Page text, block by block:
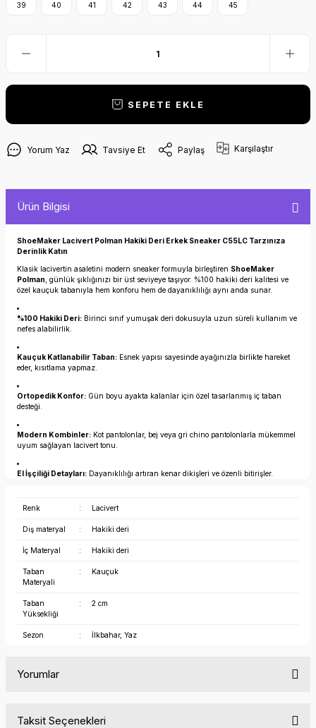
39 40 41 42 43 44 45
SEPETE EKLE
Yorum Yaz Tavsiye Et Paylaş Karşılaştır
Ürün Bilgisi
ShoeMaker Lacivert Polman Hakiki Deri Erkek Sneaker C55LC Tarzınıza
Derinlik Katın
Klasik lacivertin asaletini modern sneaker formuyla birleştiren ShoeMaker
Polman , günlük şıklığınızı bir üst seviyeye taşıyor. %100 hakiki deri kalitesi ve
özel kauçuk tabanıyla hem konforu hem de dayanıklılığı aynı anda sunar.
%100 Hakiki Deri: Birinci sınıf yumuşak deri dokusuyla uzun süreli kullanım ve
nefes alabilirlik.
Kauçuk Katlanabilir Taban: Esnek yapısı sayesinde ayağınızla birlikte hareket
eder, kısıtlama yapmaz.
Ortopedik Konfor: Gün boyu ayakta kalanlar için özel tasarlanmış iç taban
desteği.
Modern Kombinler: Kot pantolonlar, bej veya gri chino pantolonlarla mükemmel
uyum sağlayan lacivert tonu.
El İşçiliği Detayları: Dayanıklılığı artıran kenar dikişleri ve özenli bitirişler.
Renk : Lacivert
Dış materyal : Hakiki deri
İç Materyal : Hakiki deri
Taban
Materyali
: Kauçuk
Taban
Yüksekliği
: 2 cm
Sezon : İlkbahar, Yaz
Yorumlar
Taksit Seçenekleri